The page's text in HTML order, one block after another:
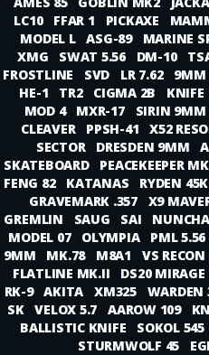
LC10
FFAR 1 PICKAXE
MODEL L ASG-89 MARINE
XMG
SWAT 5.56 DM-10
FROSTLINE
SVD LR 7.62 9MM
HE-1
TR2 CIGMA 2B KNIFE
MOD 4 MXR-17 SIRIN 9MM
CLEAVER
PPSH-41 X52
SECTOR
DRESDEN 9MM
SKATEBOARD
PEACEKEEPER
FENG 82
KATANAS RYDEN 45K
GRAVEMARK .357
X9
GREMLIN
SAUG SAI
MODEL 07
OLYMPIA PML 5.56
9MM
MK.78 M8A1 VS RECON
FLATLINE MK.II
DS20 MIRAGE
RK-9 AKITA XM325 WARDEN
SK VELOX 5.7 AAROW 109
BALLISTIC KNIFE
SOKOL 545
STURMWOLF 45